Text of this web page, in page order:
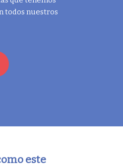
todos nuestros
este